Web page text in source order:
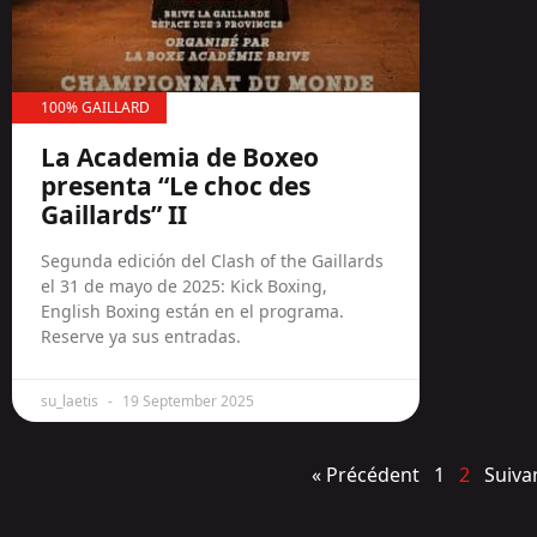
100% GAILLARD
La Academia de Boxeo
presenta “Le choc des
Gaillards” II
Segunda edición del Clash of the Gaillards
el 31 de mayo de 2025: Kick Boxing,
English Boxing están en el programa.
Reserve ya sus entradas.
su_laetis 19 September 2025
« Précédent 1 2